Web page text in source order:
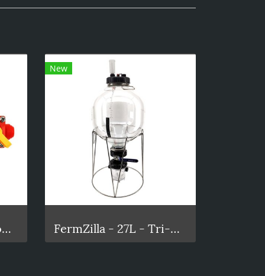
Integrated Gauge BlowTie Spunding Valve Kit (0-15psi)
New
FermZilla - 27L - Tri-Conical Uni Tank Fermenter Gen3